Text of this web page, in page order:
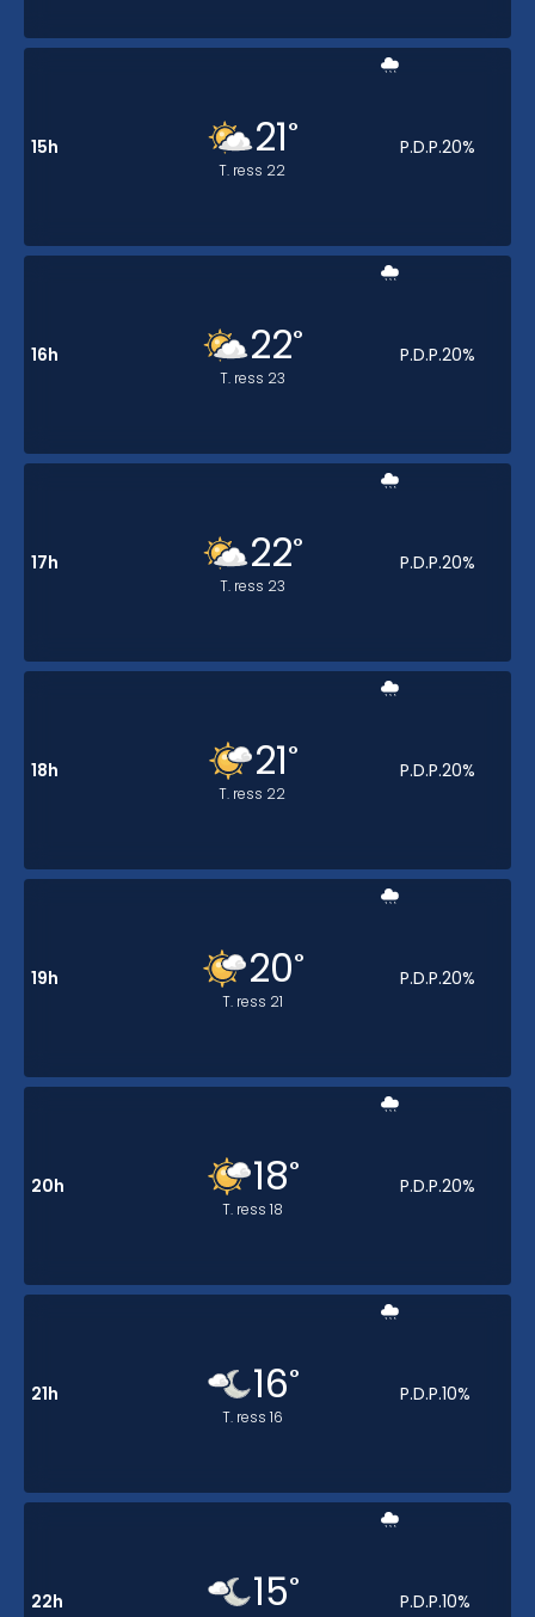
15h 21°
T. ress 22
P.D.P.20%
16h 22°
T. ress 23
P.D.P.20%
17h 22°
T. ress 23
P.D.P.20%
18h 21°
T. ress 22
P.D.P.20%
19h 20°
T. ress 21
P.D.P.20%
20h 18°
T. ress 18
P.D.P.20%
21h 16°
T. ress 16
P.D.P.10%
22h 15°
P.D.P.10%